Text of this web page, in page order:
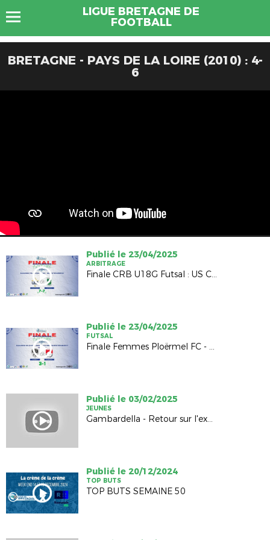
LIGUE BRETAGNE DE
FOOTBALL
BRETAGNE - PAYS DE LA LOIRE (2010) : 4-
6
Publié le 23/04/2025
ARBITRAGE
Finale CRB U18G Futsal : US Châteaugiron - GSI Pontivy (7-7, 3-1 TAB)
Publié le 23/04/2025
FUTSAL
Finale Femmes Ploërmel FC - EA St Renan (3-1)
Publié le 03/02/2025
JEUNES
Gambardella - Retour sur l'exploit de Dinan Léhon FC
Publié le 20/12/2024
TOP BUTS
TOP BUTS SEMAINE 50